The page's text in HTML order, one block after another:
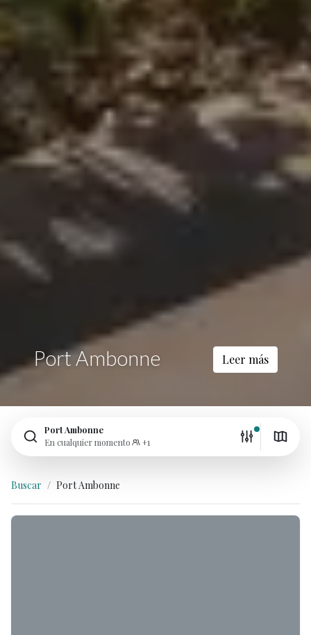
Port Ambonne Leer más
Port Ambonne
En cualquier momento
+1
Buscar Port Ambonne